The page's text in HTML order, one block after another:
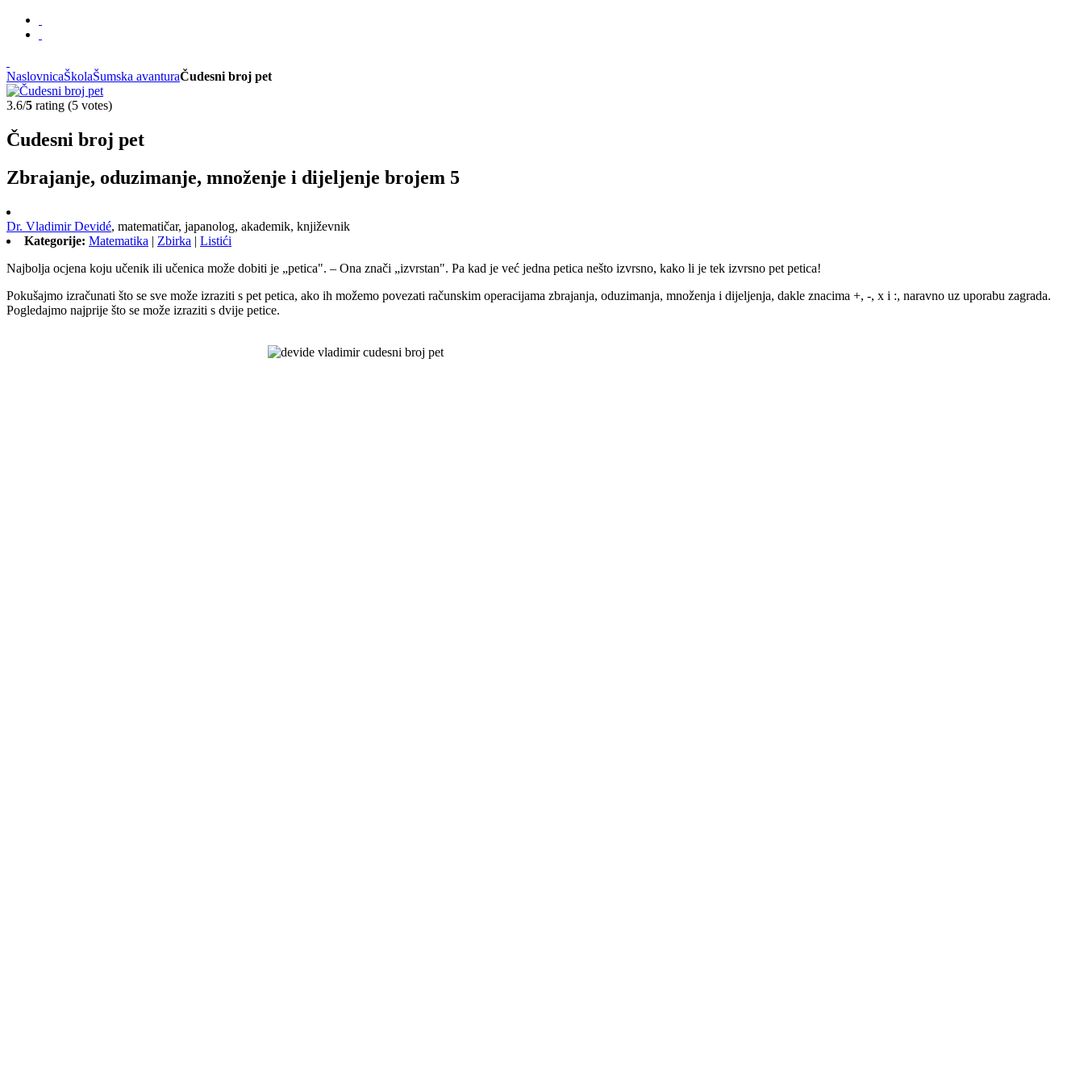
NaslovnicaŠkolaŠumska avanturaČudesni broj pet
3.6/5 rating (5 votes)
Čudesni broj pet
Zbrajanje, oduzimanje, množenje i dijeljenje brojem 5
Dr. Vladimir Devidé, matematičar, japanolog, akademik, književnik
Kategorije: Matematika | Zbirka | Listići
Najbolja ocjena koju učenik ili učenica može dobiti je „petica". – Ona znači „izvrstan". Pa kad je već jedna petica nešto izvrsno, kako li je tek izvrsno pet petica!
Pokušajmo izračunati što se sve može izraziti s pet petica, ako ih možemo povezati računskim operacijama zbrajanja, oduzimanja, množenja i dijeljenja, dakle znacima +, -, x i :, naravno uz uporabu zagrada.
Pogledajmo najprije što se može izraziti s dvije petice.